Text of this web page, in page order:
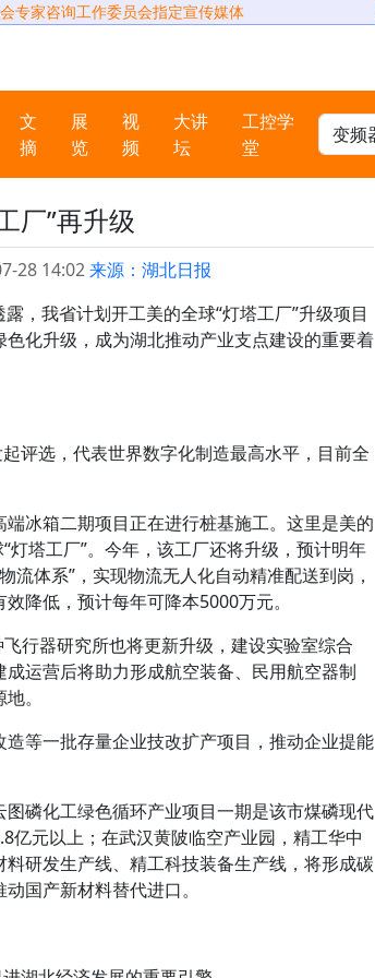
专家咨询工作委员会指定宣传媒体
文
摘
展
览
视
频
大讲
坛
工控学
堂
厂”再升级
28 14:02来源：湖北日报
，我省计划开工美的全球“灯塔工厂”升级项目
化升级，成为湖北推动产业支点建设的重要着
评选，代表世界数字化制造最高水平，目前全
冰箱二期项目正在进行桩基施工。这里是美的
塔工厂”。今年，该工厂还将升级，预计明年
体系”，实现物流无人化自动精准配送到岗，
降低，预计每年可降本5000万元。
行器研究所也将更新升级，建设实验室综合
运营后将助力形成航空装备、民用航空器制
。
等一批存量企业技改扩产项目，推动企业提能
磷化工绿色循环产业项目一期是该市煤磷现代
亿元以上；在武汉黄陂临空产业园，精工华中
研发生产线、精工科技装备生产线，将形成碳
国产新材料替代进口。